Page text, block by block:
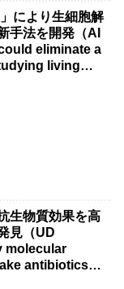
により生細胞解
手法を開発（AI
eliminate a
living
生物質効果を高
見（UD
molecular
antibiotics